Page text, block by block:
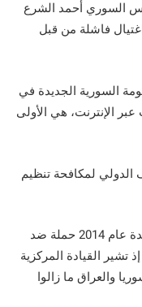
السوري أحمد الشرع
في 5محاولات اغتيال فاشلة من قبل
السورية الجديدة في
الإنترنت، هي الأولى
2025 إلى التحالف الدولي لمكافحة تنظيم
وبدأ تحالف عسكري بقيادة الولايات المتحدة عام 2014 حملة ضد
تشير القيادة المركزية
2500 مقاتل في سوريا والعراق ما زالوا